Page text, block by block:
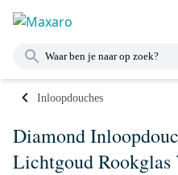
Inloopdouches
Diamond
Lichtgoud Rookglas